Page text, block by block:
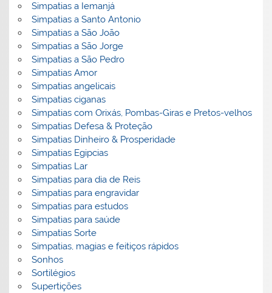
Simpatias a Iemanjá
Simpatias a Santo Antonio
Simpatias a São João
Simpatias a São Jorge
Simpatias a São Pedro
Simpatias Amor
Simpatias angelicais
Simpatias ciganas
Simpatias com Orixás, Pombas-Giras e Pretos-velhos
Simpatias Defesa & Proteção
Simpatias Dinheiro & Prosperidade
Simpatias Egipcias
Simpatias Lar
Simpatias para dia de Reis
Simpatias para engravidar
Simpatias para estudos
Simpatias para saúde
Simpatias Sorte
Simpatias, magias e feitiços rápidos
Sonhos
Sortilégios
Supertições